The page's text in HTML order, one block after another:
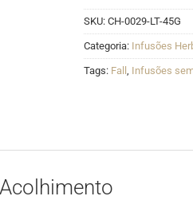
SKU: CH-0029-LT-45G
Categoria: Infusões
Tags: Fall , Infusões